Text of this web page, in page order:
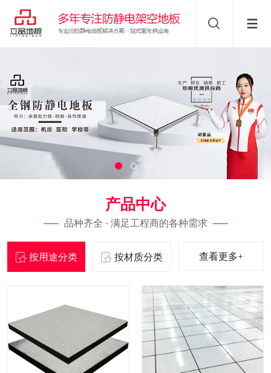
产品中心
品种齐全 · 满足工程商的各种需求
按用途分类 按材质分类 查看更多+